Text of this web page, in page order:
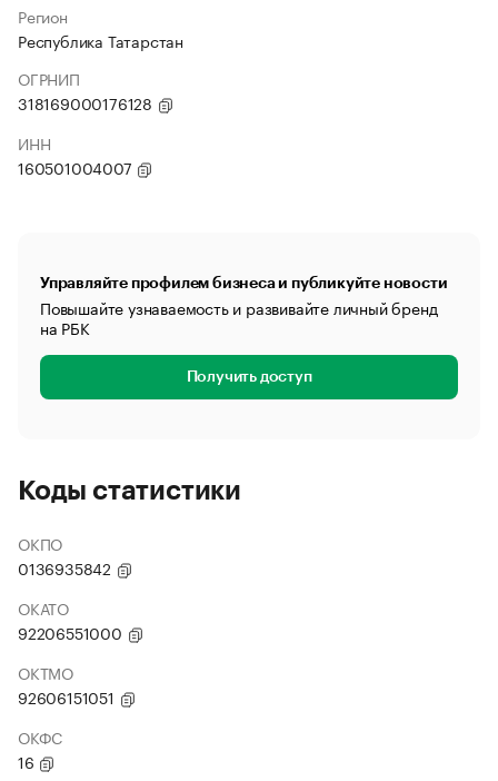
Регион
Республика Татарстан
ОГРНИП
318169000176128
ИНН
160501004007
Управляйте профилем бизнеса и публикуйте новости
Повышайте узнаваемость и развивайте личный бренд
на РБК
Получить доступ
Коды статистики
ОКПО
0136935842
ОКАТО
92206551000
ОКТМО
92606151051
ОКФС
16